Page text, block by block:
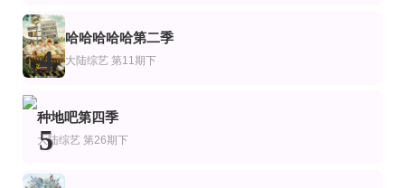
第7期
深夜怪谈会第六季
第9期
天赐的声音第7季
更新至20260731期
国医少年志第3季
陈妍希,夏之光,高卿尘,李雅娟
爆笑名场面
地球超新鲜第二季
孙红雷,李乃文,郭京飞,刘宇宁,龚俊,陈星旭,王玉雯,林一
我们的宿舍,归心季
4
哈哈哈哈哈第二季
大陆综艺 第11期下
5
种地吧第四季
大陆综艺 第26期下